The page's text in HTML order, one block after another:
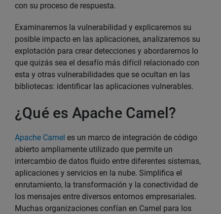
con su proceso de respuesta.
Examinaremos la vulnerabilidad y explicaremos su
posible impacto en las aplicaciones, analizaremos su
explotación para crear detecciones y abordaremos lo
que quizás sea el desafío más difícil relacionado con
esta y otras vulnerabilidades que se ocultan en las
bibliotecas: identificar las aplicaciones vulnerables.
¿Qué es Apache Camel?
Apache Camel es un marco de integración de código
abierto ampliamente utilizado que permite un
intercambio de datos fluido entre diferentes sistemas,
aplicaciones y servicios en la nube. Simplifica el
enrutamiento, la transformación y la conectividad de
los mensajes entre diversos entornos empresariales.
Muchas organizaciones confían en Camel para los